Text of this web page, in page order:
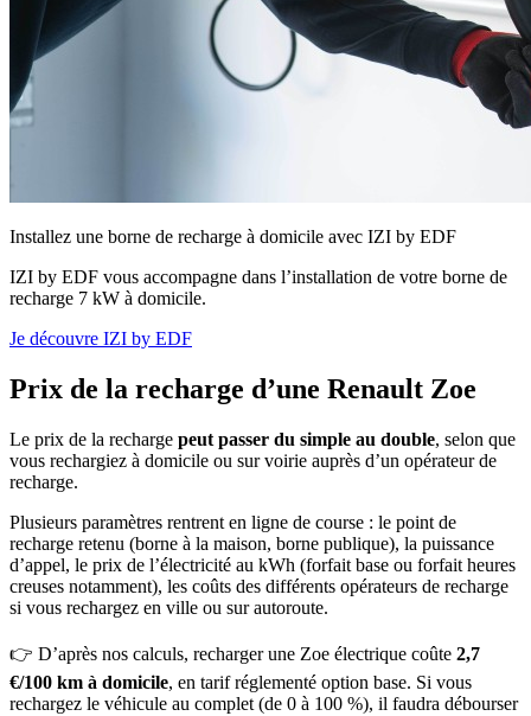
Installez une borne de recharge à domicile avec IZI by EDF
IZI by EDF vous accompagne dans l’installation de votre borne de
recharge 7 kW à domicile.
Je découvre IZI by EDF
Prix de la recharge d’une Renault Zoe
Le prix de la recharge peut passer du simple au double, selon que
vous rechargiez à domicile ou sur voirie auprès d’un opérateur de
recharge.
Plusieurs paramètres rentrent en ligne de course : le point de
recharge retenu (borne à la maison, borne publique), la puissance
d’appel, le prix de l’électricité au kWh (forfait base ou forfait heures
creuses notamment), les coûts des différents opérateurs de recharge
si vous rechargez en ville ou sur autoroute.
👉 D’après nos calculs, recharger une Zoe électrique coûte 2,7
€/100 km à domicile, en tarif réglementé option base. Si vous
rechargez le véhicule au complet (de 0 à 100 %), il faudra débourser